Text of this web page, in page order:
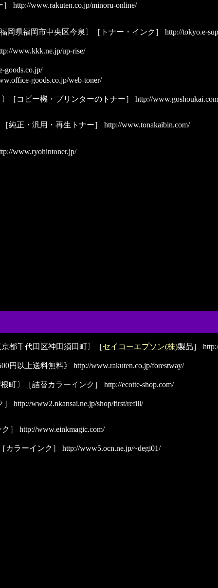
http://www.rakuten.co.jp/minoru-online/
岡県福岡市中央区今泉〕［トナー・インク］ http://tokyo.e-
www.kkk.ne.jp/up-rise/
goods.co.jp/
goods.co.jp/web-toner/
［コピー機・プリンターのトナー］ http://
純正・汎用・再生トナー］ http://www.tonakaibin.com/
www.ryohintoner.jp/
都千代田区神田須田町〕［セイコーエプソン(株)製品］
円以上送料無料》 http://www.rakuten.co.jp/forestway/
町〕［詰替カラーインク］ http://ecotte-shop.com/
http://www2.nkansai.ne.jp/shop/first/refill/
］ http://www.einkmagic.com/
カラーインク］ http://www5.ocn.ne.jp/~degi01/